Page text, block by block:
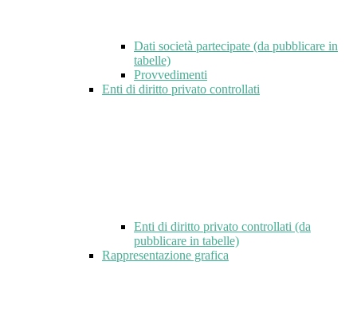
Dati società partecipate (da pubblicare in
tabelle)
Provvedimenti
Enti di diritto privato controllati
Enti di diritto privato controllati (da
pubblicare in tabelle)
Rappresentazione grafica